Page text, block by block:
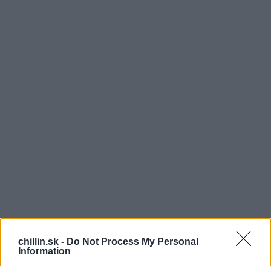
chillin.sk - Do Not Process My Personal
Information